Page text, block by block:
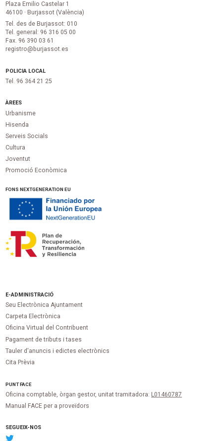
Plaza Emilio Castelar 1
46100 · Burjassot (València)
Tel. des de Burjassot: 010
Tel. general: 96 316 05 00
Fax. 96 390 03 61
registro@burjassot.es
POLICIA LOCAL
Tel. 96 364 21 25
ÀREES
Urbanisme
Hisenda
Serveis Socials
Cultura
Joventut
Promoció Econòmica
FONS NEXTGENERATION EU
E-ADMINISTRACIÓ
Seu Electrònica Ajuntament
Carpeta Electrònica
Oficina Virtual del Contribuent
Pagament de tributs i tases
Tauler d'anuncis i edictes electrònics
Cita Prèvia
PUNTFACE
Oficina comptable, òrgan gestor, unitat tramitadora: L01460787
Manual FACE per a proveïdors
SEGUEIX-NOS